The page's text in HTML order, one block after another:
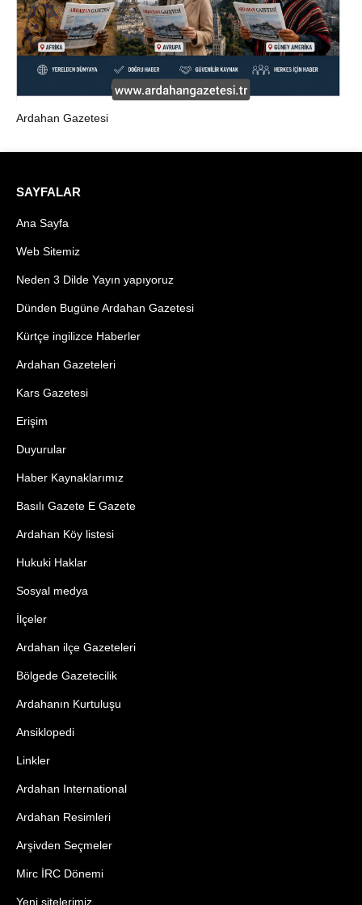
Ardahan Gazetesi
SAYFALAR
Ana Sayfa
Web Sitemiz
Neden 3 Dilde Yayın yapıyoruz
Dünden Bugüne Ardahan Gazetesi
Kürtçe ingilizce Haberler
Ardahan Gazeteleri
Kars Gazetesi
Erişim
Duyurular
Haber Kaynaklarımız
Basılı Gazete E Gazete
Ardahan Köy listesi
Hukuki Haklar
Sosyal medya
İlçeler
Ardahan ilçe Gazeteleri
Bölgede Gazetecilik
Ardahanın Kurtuluşu
Ansiklopedi
Linkler
Ardahan International
Ardahan Resimleri
Arşivden Seçmeler
Mirc İRC Dönemi
Yeni sitelerimiz